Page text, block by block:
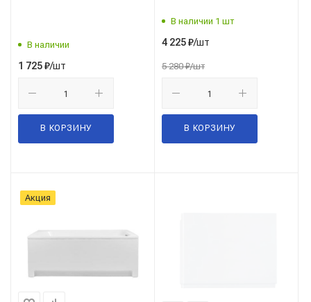
В наличии
1 725₽/шт
В КОРЗИНУ
В наличии 1 шт
4 225₽/шт
5 280₽/шт
В КОРЗИНУ
Акция